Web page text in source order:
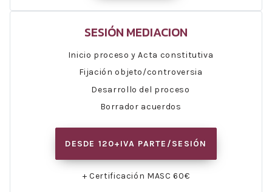
SESIÓN MEDIACION
Inicio proceso y Acta constitutiva
Fijación objeto/controversia
Desarrollo del proceso
Borrador acuerdos
DESDE 120+IVA PARTE/SESIÓN
+ Certificación MASC 60€